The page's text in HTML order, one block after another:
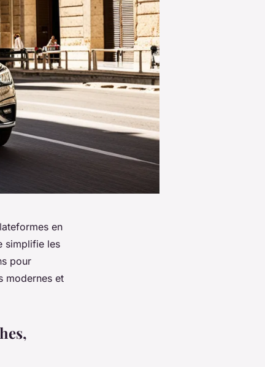
en
simplifie les
pour
modernes et